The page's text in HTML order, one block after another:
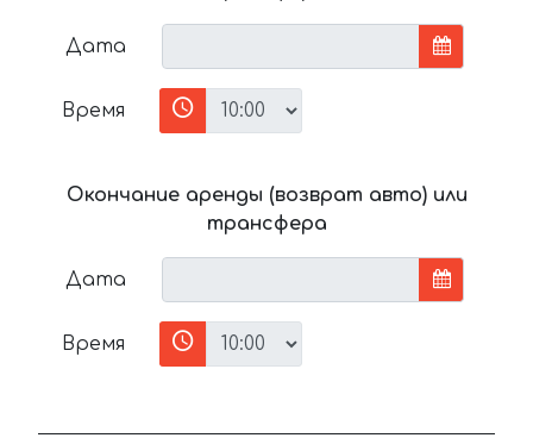
Дата
Время
Окончание аренды (возврат авто) или
трансфера
Дата
Время